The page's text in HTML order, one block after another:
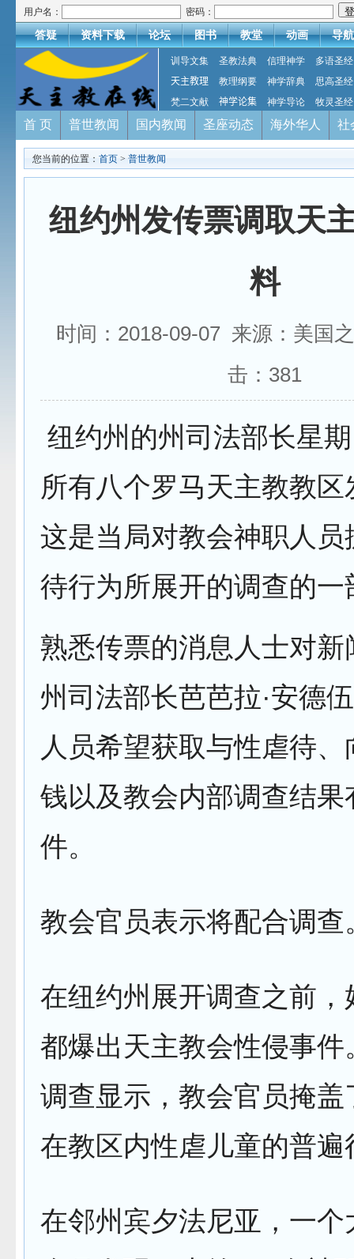
用户名： 密码：
答疑 资料下载 论坛 图书 教堂 动画 导航
训导文集 圣教法典 信理神学
多语圣经
天主教理
教理纲要 神学辞典
思高圣经
梵二文献
神学论集 神学导论 牧灵圣经
首 页 普世教闻 国内教闻 圣座动态 海外华人 社
您当前的位置： 首页 > 普世教闻
纽约州发传票调取天
料
时间：2018-09-07 来源：美国
击： 381
纽约州的州司法部长星
所有八个罗马天主教教
这是当局对教会神职人员
待行为所展开的调查的一
熟悉传票的消息人士对新
州司法部长芭芭拉·安德
人员希望获取与性虐待
钱以及教会内部调查结果
件。
教会官员表示将配合调查
在纽约州展开调查之前，
都爆出天主教会性侵事件
调查显示，教会官员掩盖
在教区内性虐儿童的普遍
在邻州宾夕法尼亚，一个